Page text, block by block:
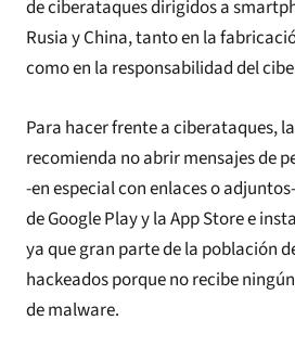
de ciberataques dirigidos a
Rusia y China, tanto en la
como en la responsabilidad del
Para hacer frente a ciberataques,
recomienda no abrir mensajes de
-en especial con enlaces o
de Google Play y la App Store e
ya que gran parte de la población
hackeados porque no recibe
de malware.